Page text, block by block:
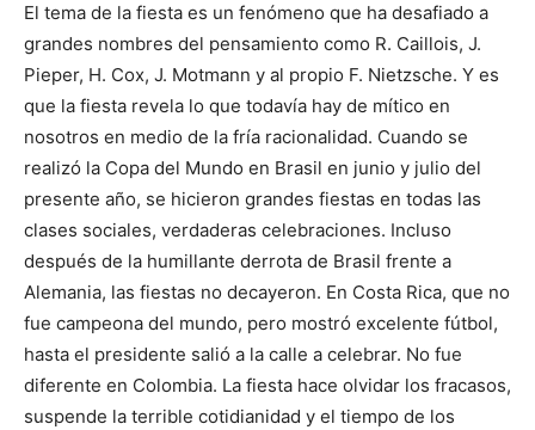
El tema de la fiesta es un fenómeno que ha desafiado a
grandes nombres del pensamiento como R. Caillois, J.
Pieper, H. Cox, J. Motmann y al propio F. Nietzsche. Y es
que la fiesta revela lo que todavía hay de mítico en
nosotros en medio de la fría racionalidad. Cuando se
realizó la Copa del Mundo en Brasil en junio y julio del
presente año, se hicieron grandes fiestas en todas las
clases sociales, verdaderas celebraciones. Incluso
después de la humillante derrota de Brasil frente a
Alemania, las fiestas no decayeron. En Costa Rica, que no
fue campeona del mundo, pero mostró excelente fútbol,
hasta el presidente salió a la calle a celebrar. No fue
diferente en Colombia. La fiesta hace olvidar los fracasos,
suspende la terrible cotidianidad y el tiempo de los